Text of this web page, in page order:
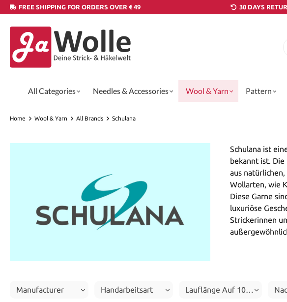
FREE SHIPPING FOR ORDERS OVER € 49 30 DAYS
All Categories Needles & Accessories Wool & Yarn Pattern
Home Wool & Yarn All Brands Schulana
Schulana ist
bekannt ist.
aus
Wollarten, wie
Diese Garne
luxuriöse
Strickerinnen
Manufacturer Handarbeitsart Lauflänge Auf 100g